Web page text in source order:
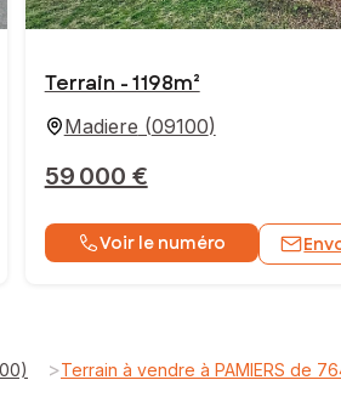
Terrain - 1 198m²
Madiere (09100)
59 000 €
Voir le numéro
>Terrain à vendre à PAMIERS de